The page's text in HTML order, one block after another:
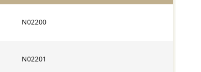
N02200
N02201